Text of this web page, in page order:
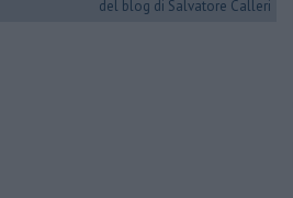
del blog di Salvatore Calleri